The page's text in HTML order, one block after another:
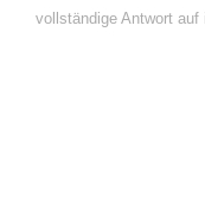
vollständige Antwort auf